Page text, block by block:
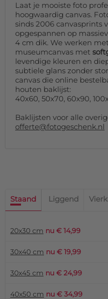
Laat je mooiste foto
hoogwaardig canvas.
sinds 2006 canvasprints
opgespannen op
4 cm dik. We werken
museumcanvas met
levendige kleuren en
subtiele glans zonder
canvas die online
houten baklijst:
40x60, 50x70, 60x90,
Baklijsten voor alle
offerte@fotogeschenk.nl
Staand Liggend
20x30 cm nu € 14,99
30x40 cm nu € 19,99
30x45 cm nu € 24,99
40x50 cm nu € 34,99